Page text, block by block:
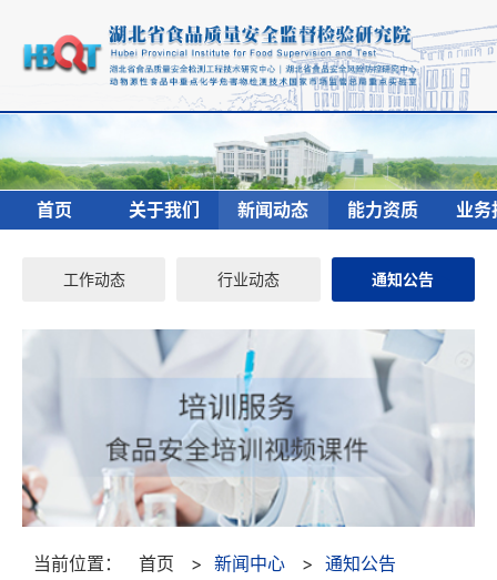
首页 关于我们 新闻动态 能力资质 业务
工作动态 行业动态 通知公告
当前位置： 首页 > 新闻中心 > 通知公告